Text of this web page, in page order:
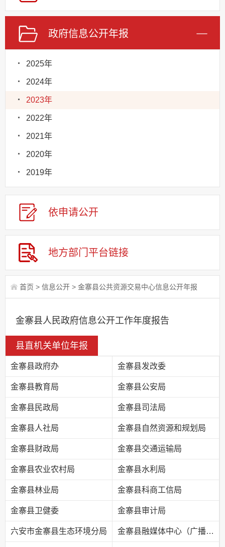
政府信息公开年报
2025年
2024年
2023年
2022年
2021年
2020年
2019年
依申请公开
地方部门 平台链接
首页 > 信息公开 > 金寨县公共资源交易中心信息公开年报
金寨县人民政府信息公开工作年度报告
县直机关单位年报
金寨县政府办 金寨县发改委
金寨县教育局 金寨县公安局
金寨县民政局 金寨县司法局
金寨县人社局 金寨县自然资源和规划局
金寨县财政局 金寨县交通运输局
金寨县农业农村局 金寨县水利局
金寨县林业局 金寨县科商工信局
金寨县卫健委 金寨县审计局
六安市金寨县生态环境分局 金寨县融媒体中心（广播电视台）